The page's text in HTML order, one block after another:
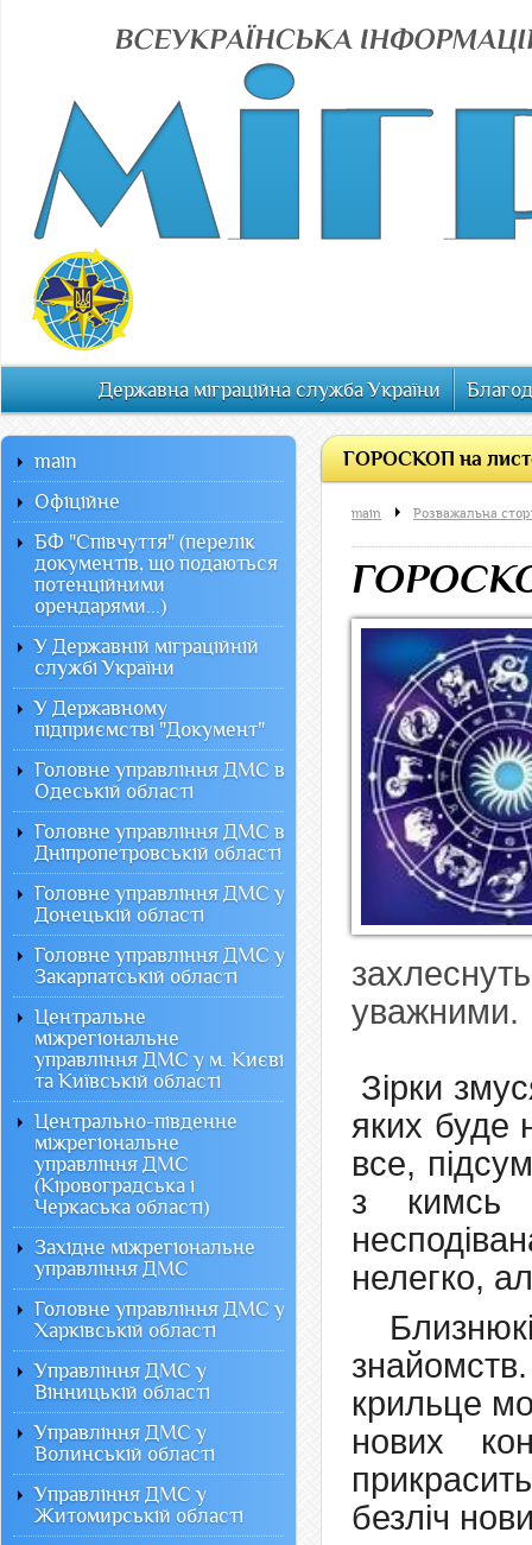
Державна міграційна служба України
ГОРОСКОП на
main Розважальна
уважними.
Зірки
яких буде
все,
з кимсь
нелегко,
крильце
нових
безліч
main
Офiцiйне
БФ "Співчуття" (перелік
документів, що подаються
потенційними
орендарями...)
У Державній міграційній
службі України
У Державному
підприємстві "Документ"
Головне управління ДМС в
Одеській області
Головне управління ДМС в
Дніпропетровській області
Головне управління ДМС у
Донецькій області
Головне управління ДМС у
Закарпатській області
Центральне
міжрегіональне
управління ДМС у м. Києві
та Київській області
Центрально-південне
міжрегіональне
управління ДМС
(Кіровоградська і
Черкаська області)
Західне міжрегіональне
управління ДМС
Головне управління ДМС у
Харківській області
Управління ДМС у
Вінницькій області
Управління ДМС у
Волинській області
Управління ДМС у
Житомирській області